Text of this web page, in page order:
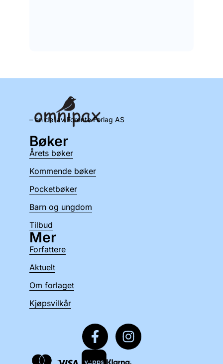
– en del av Forente Forlag AS
Bøker
Årets bøker
Kommende bøker
Pocketbøker
Barn og ungdom
Tilbud
Mer
Forfattere
Aktuelt
Om forlaget
Kjøpsvilkår